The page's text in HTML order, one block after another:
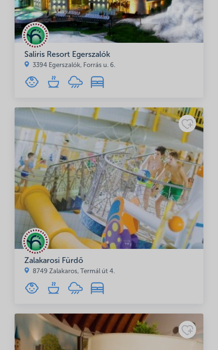
Saliris Resort Egerszalók
3394 Egerszalók, Forrás u. 6.
Zalakarosi Fürdő
8749 Zalakaros, Termál út 4.